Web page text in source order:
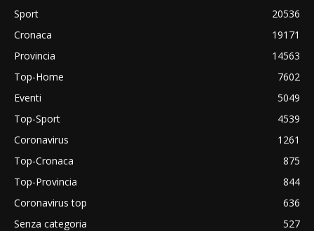
Sport
20536
Cronaca
19171
Provincia
14563
Top-Home
7602
Eventi
5049
Top-Sport
4539
Coronavirus
1261
Top-Cronaca
875
Top-Provincia
844
Coronavirus top
636
Senza categoria
527